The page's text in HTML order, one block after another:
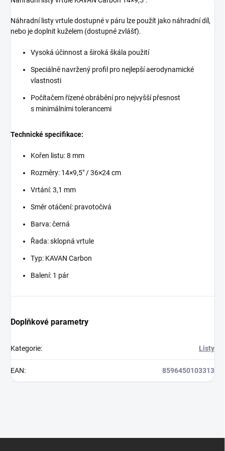
Náhradní listy vrtule dostupné v páru lze použít jako náhradní díl,
nebo je doplnit kuželem (dostupné zvlášť).
Vysoká účinnost a široká škála použití
Speciálně navržený profil pro nejlepší aerodynamické
vlastnosti
Počítačem řízené obrábění pro nejvyšší přesnost
s minimálními tolerancemi
Technické specifikace:
Kořen listu: 8 mm
Rozměry: 14×9,5" / 36×24 cm
Vrtání: 3,1 mm
Směr otáčení: pravotočivá
Barva: černá
Řada: sklopná vrtule
Typ: KAVAN Carbon
Balení: 1 pár
Doplňkové parametry
Kategorie: Listy
EAN: 8596450103313